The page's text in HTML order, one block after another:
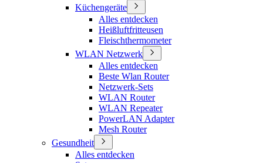
Küchengeräte
Alles entdecken
Heißluftfritteusen
Fleischthermometer
WLAN Netzwerk
Alles entdecken
Beste Wlan Router
Netzwerk-Sets
WLAN Router
WLAN Repeater
PowerLAN Adapter
Mesh Router
Gesundheit
Alles entdecken